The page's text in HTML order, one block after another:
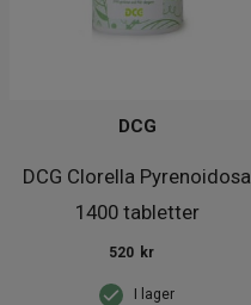
DCG Clorella Pyrenoidosa
1400 tabletter
DCG
I lager
520 kr